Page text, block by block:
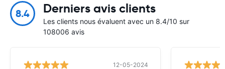
8.4 Derniers avis clients
Les clients nous évaluent avec un 8.4/10 sur
108006 avis
12-05-2024